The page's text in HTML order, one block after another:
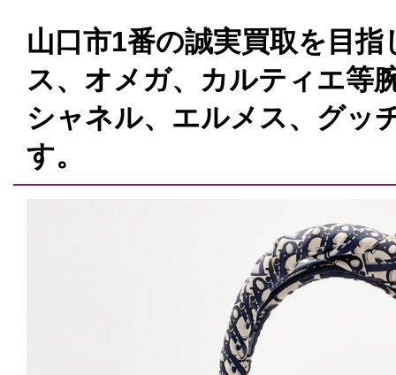
山口市1番の誠実買取を目
ス、オメガ、カルティエ等
シャネル、エルメス、グッ
す。